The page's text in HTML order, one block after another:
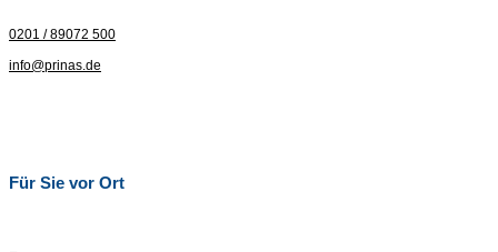
0201 / 89072 500
info@prinas.de
Für Sie vor Ort